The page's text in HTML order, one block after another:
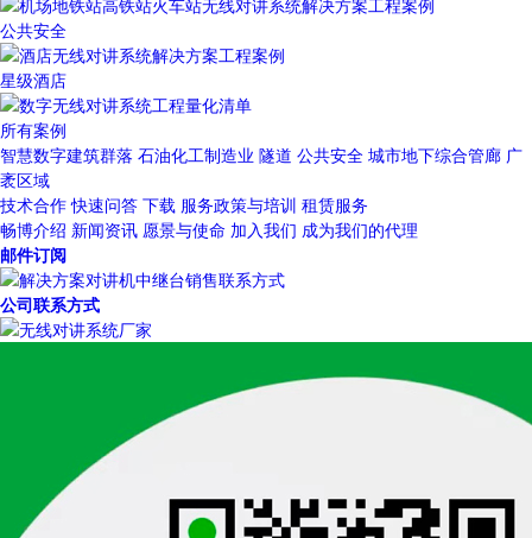
公共安全
星级酒店
所有案例
智慧数字建筑群落 石油化工制造业 隧道 公共安全 城市地下综合管廊 广
袤区域
技术合作 快速问答 下载 服务政策与培训 租赁服务
畅博介绍 新闻资讯 愿景与使命 加入我们 成为我们的代理
邮件订阅
公司联系方式